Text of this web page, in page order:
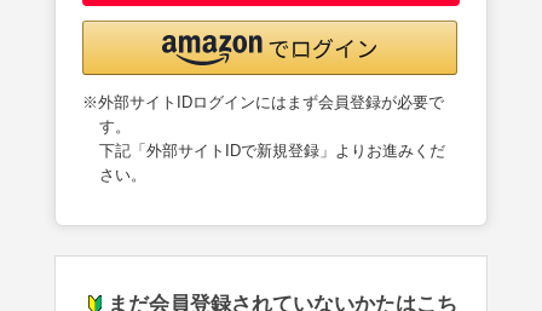
※外部サイトIDログインにはまず会員登録が必要で
す。
下記「外部サイトIDで新規登録」よりお進みくだ
さい。
まだ会員登録されていないかたはこち